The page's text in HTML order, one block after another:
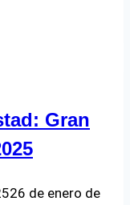
Gran
26 de enero de